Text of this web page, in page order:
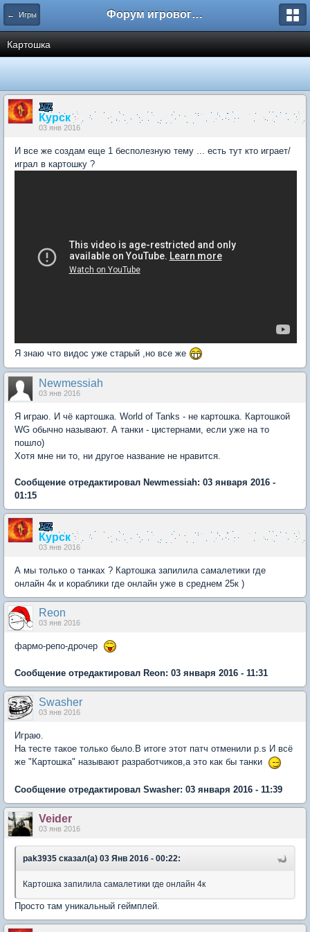
← Игры Форум игрового проекта Riverrise
Картошка
Курск
03 янв 2016
И все же создам еще 1 бесполезную тему ... есть тут кто играет/
играл в картошку ?
Я знаю что видос уже старый ,но все же
Newmessiah
03 янв 2016
Я играю. И чё картошка. World of Tanks - не картошка. Картошкой
WG обычно называют. А танки - цистернами, если уже на то
пошло)
Хотя мне ни то, ни другое название не нравится.
Сообщение отредактировал Newmessiah: 03 января 2016 -
01:15
Курск
03 янв 2016
А мы только о танках ? Картошка запилила самалетики где
онлайн 4к и кораблики где онлайн уже в среднем 25к )
Reon
03 янв 2016
фармо-репо-дрочер
Сообщение отредактировал Reon: 03 января 2016 - 11:31
Swasher
03 янв 2016
Играю.
На тесте такое только было.В итоге этот патч отменили p.s И всё
же "Картошка" называют разработчиков,а это как бы танки
Сообщение отредактировал Swasher: 03 января 2016 - 11:39
Veider
03 янв 2016
pak3935 сказал(а) 03 Янв 2016 - 00:22:
Картошка запилила самалетики где онлайн 4к
Просто там уникальный геймплей.